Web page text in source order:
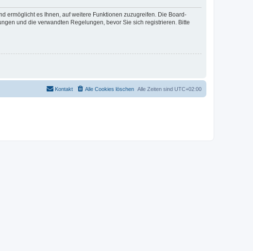
ermöglicht es Ihnen, auf weitere Funktionen zuzugreifen. Die Board-
und die verwandten Regelungen, bevor Sie sich registrieren. Bitte
Alle Zeiten sind UTC+02:00
Alle Cookies löschen
Kontakt